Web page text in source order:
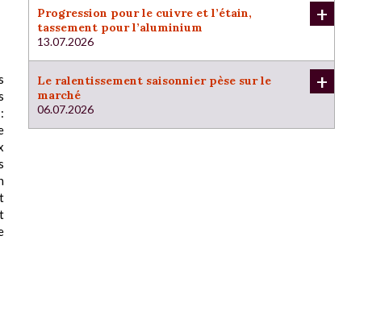
Progression pour le cuivre et l’étain,
tassement pour l’aluminium
13.07.2026
+
Le ralentissement saisonnier pèse sur le
marché
06.07.2026
+